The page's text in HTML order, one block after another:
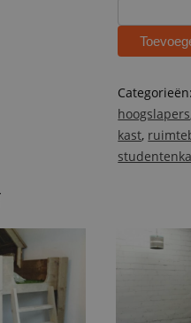
hoogslaper
Josje
aantal
Categorieën:
hoogslapers
kast,